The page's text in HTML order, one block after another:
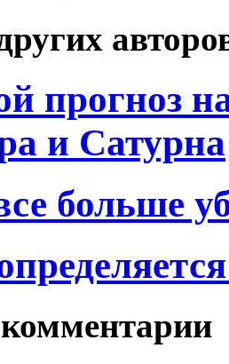
прогноз
и Сатурна
больше